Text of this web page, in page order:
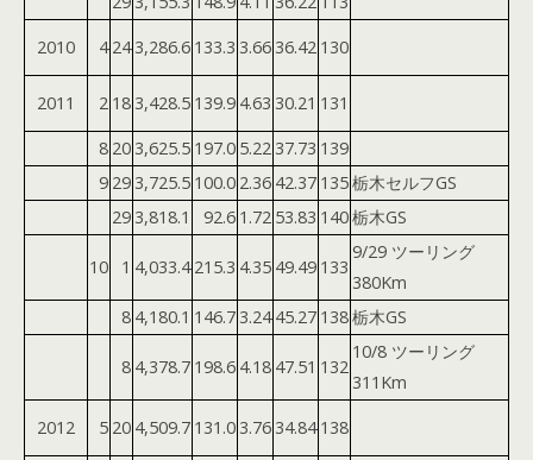
2010
4 24 3,286.6 133.3 3.66 36.42 130
2011 2 18 3,428.5 139.9 4.63 30.21 131
8 20 3,625.5 197.0 5.22 37.73 139
9 29 3,725.5 100.0 2.36 42.37 135栃木セルフGS
29 3,818.1 92.6 1.72 53.83 140栃木GS
10 1 4,033.4 215.3 4.35 49.49 133
9/29 ツーリング
380Km
8 4,180.1 146.7 3.24 45.27 138栃木GS
8 4,378.7 198.6 4.18 47.51 132
10/8 ツーリング
311Km
2012
5 20 4,509.7 131.0 3.76 34.84 138